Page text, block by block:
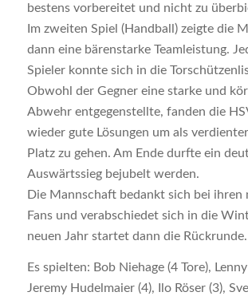
bestens vorbereitet und nicht zu
Im zweiten Spiel (Handball) zeigte die
dann eine bärenstarke Teamleistung.
Spieler konnte sich in die
Obwohl der Gegner eine starke und
Abwehr entgegenstellte, fanden die
wieder gute Lösungen um als
Platz zu gehen. Am Ende durfte ein
Auswärtssieg bejubelt werden.
Die Mannschaft bedankt sich bei ihren
Fans und verabschiedet sich in die
neuen Jahr startet dann die Rückrunde.
Es spielten: Bob Niehage (4 Tore),
Jeremy Hudelmaier (4), Ilo Röser (3),